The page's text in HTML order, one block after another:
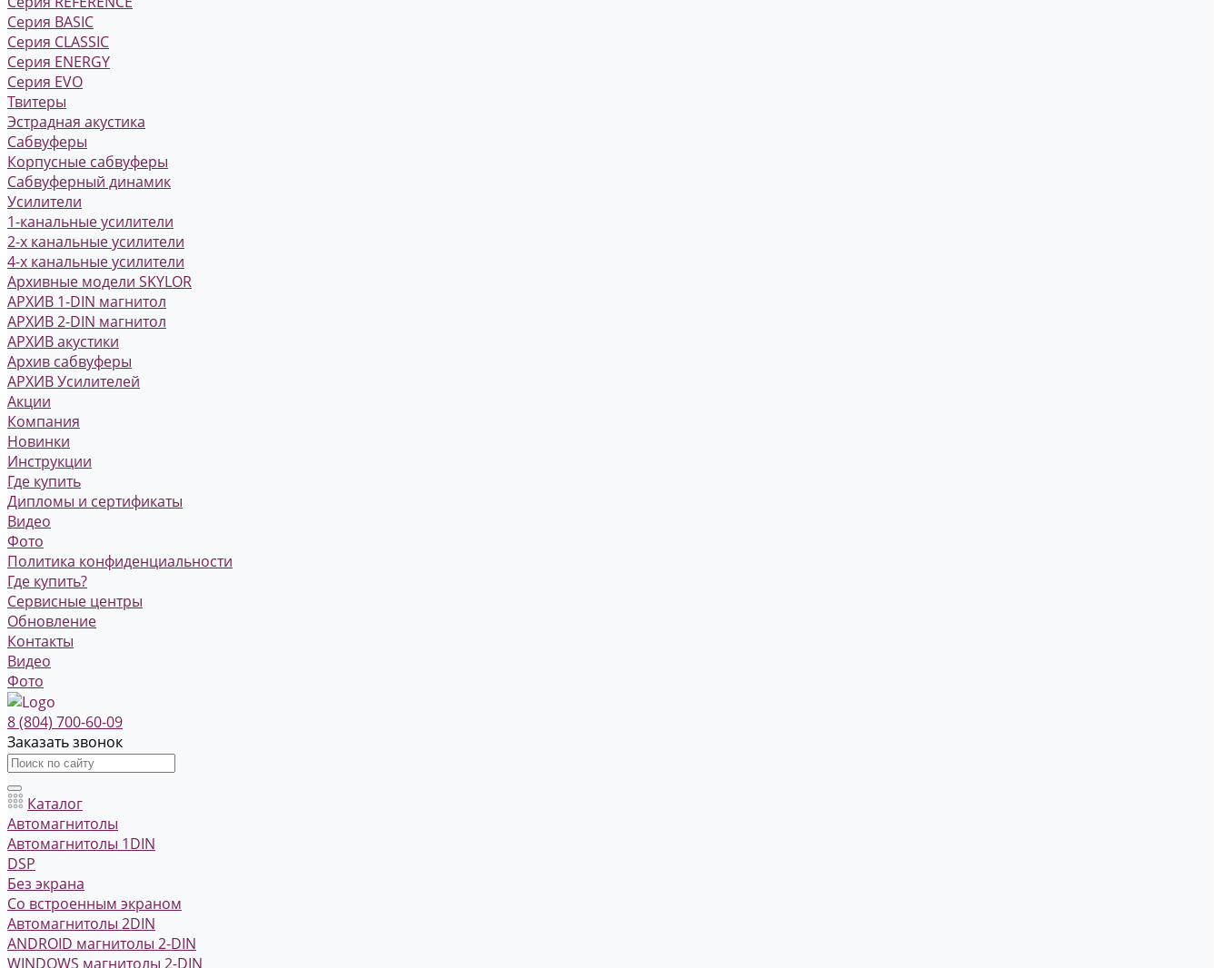
Серия BASIC
Серия CLASSIC
Серия ENERGY
Серия EVO
Твитеры
Эстрадная акустика
Сабвуферы
Корпусные сабвуферы
Сабвуферный динамик
Усилители
1-канальные усилители
2-х канальные усилители
4-х канальные усилители
Архивные модели SKYLOR
АРХИВ 1-DIN магнитол
АРХИВ 2-DIN магнитол
АРХИВ акустики
Архив сабвуферы
АРХИВ Усилителей
Акции
Компания
Новинки
Инструкции
Где купить
Дипломы и сертификаты
Видео
Фото
Политика конфиденциальности
Где купить?
Сервисные центры
Обновление
Контакты
Видео
Фото
8 (804) 700-60-09
Заказать звонок
Каталог
Автомагнитолы
Автомагнитолы 1DIN
DSP
Без экрана
Со встроенным экраном
Автомагнитолы 2DIN
ANDROID магнитолы 2-DIN
WINDOWS магнитолы 2-DIN